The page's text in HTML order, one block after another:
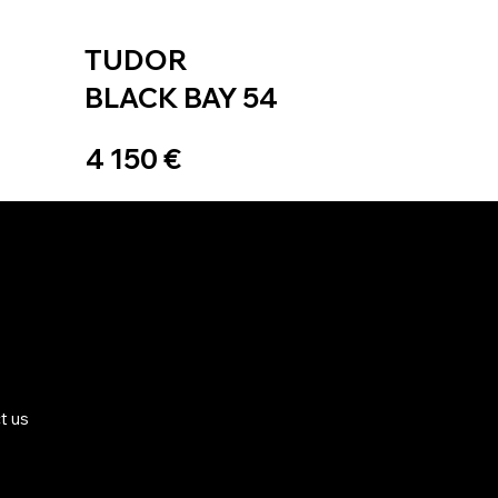
TUDOR
BLACK BAY 54
4 150 €
us